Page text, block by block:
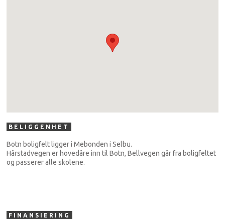
BELIGGENHET
Botn boligfelt ligger i Mebonden i Selbu.
Hårstadvegen er hovedåre inn til Botn, Bellvegen går fra boligfeltet
og passerer alle skolene.
FINANSIERING